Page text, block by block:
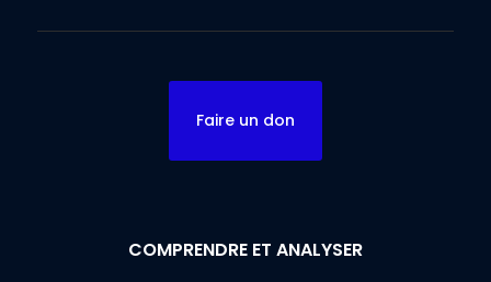
Faire un don
COMPRENDRE ET ANALYSER